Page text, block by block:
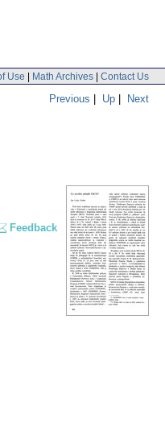
Use | Math Archives | Contact Us
Previous | Up | Next
Feedback